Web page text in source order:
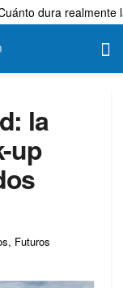
dura realmente
la
up
, Futuros